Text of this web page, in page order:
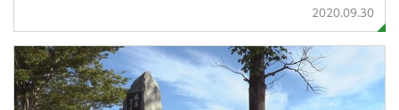
2020.09.30